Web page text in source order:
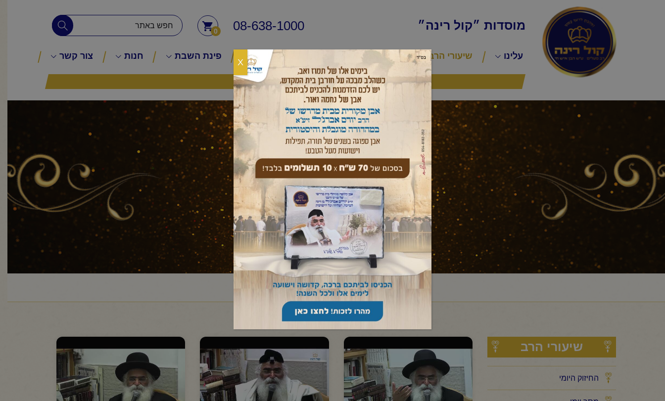
מוסדות ״קול רינה״ 08-638-1000
0
עלינו שיעורי הרב שיעורי החיד״א שאלות ותשובות פינת השבת חנות צור קשר
היה שותף
מסר יומי
ראשי/שיעורי הרב/מסר יומי
שיעורי הרב
החיזוק היומי
X